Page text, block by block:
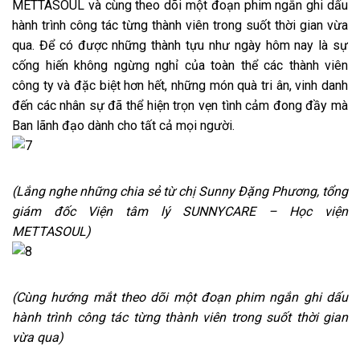
METTASOUL và cùng theo dõi một đoạn phim ngắn ghi dấu
hành trình công tác từng thành viên trong suốt thời gian vừa
qua. Để có được những thành tựu như ngày hôm nay là sự
cống hiến không ngừng nghỉ của toàn thể các thành viên
công ty và đặc biệt hơn hết, những món quà tri ân, vinh danh
đến các nhân sự đã thể hiện trọn vẹn tình cảm đong đầy mà
Ban lãnh đạo dành cho tất cả mọi người.
(Lắng nghe những chia sẻ từ chị Sunny Đặng Phương, tổng
giám đốc Viện tâm lý SUNNYCARE – Học viện
METTASOUL)
(Cùng hướng mắt theo dõi một đoạn phim ngắn ghi dấu
hành trình công tác từng thành viên trong suốt thời gian
vừa qua)